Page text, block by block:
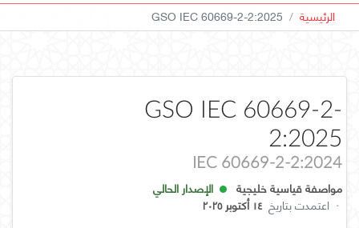
الرئيسية GSO IEC 60669-2-2:2025
GSO IEC 60669-2-
2:2025
IEC 60669-2-2:2024
مواصفة قياسية خليجية
الإصدار الحالي
· اعتمدت بتاريخ ١٤ أكتوبر ٢٠٢٥